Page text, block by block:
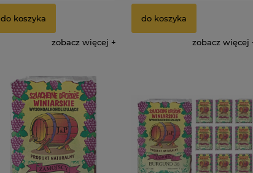
do koszyka
zobacz więcej
do koszyka
zobacz więcej